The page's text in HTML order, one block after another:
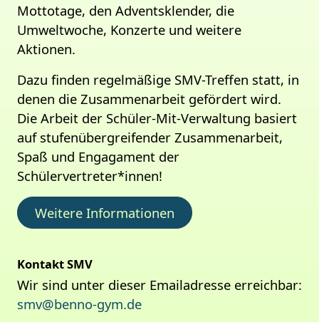
Mottotage, den Adventsklender, die
Umweltwoche, Konzerte und weitere
Aktionen.
Dazu finden regelmäßige SMV-Treffen statt, in
denen die Zusammenarbeit gefördert wird.
Die Arbeit der Schüler-Mit-Verwaltung basiert
auf stufenübergreifender Zusammenarbeit,
Spaß und Engagament der
Schülervertreter*innen!
Weitere Informationen
Kontakt SMV
Wir sind unter dieser Emailadresse erreichbar:
smv@benno-gym.de